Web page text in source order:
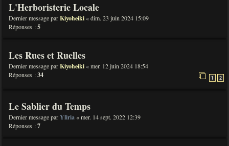
L'Herboristerie Locale
Dernier message parKiyoheiki «dim. 23 juin 2024 15:09
Réponses :5
Les Rues et Ruelles
Dernier message parKiyoheiki «mer. 12 juin 2024 18:54
Réponses :34 1 2
Le Sablier du Temps
Dernier message parYliria «mer. 14 sept. 2022 12:39
Réponses :7